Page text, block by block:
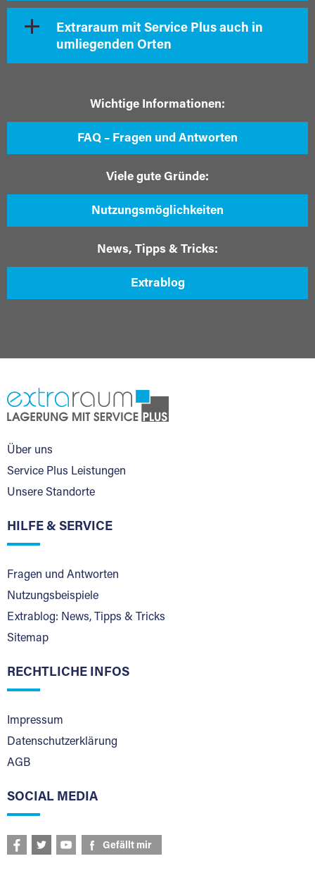
Extraraum mit Service Plus auch in
umliegenden Orten
Wichtige Informationen:
FAQ – Fragen und Antworten
Viele gute Gründe:
Nutzungsmöglichkeiten
News, Tipps & Tricks:
Extrablog
Über uns
Service Plus Leistungen
Unsere Standorte
HILFE & SERVICE
Fragen und Antworten
Nutzungsbeispiele
Extrablog: News, Tipps & Tricks
Sitemap
RECHTLICHE INFOS
Impressum
Datenschutzerklärung
AGB
SOCIAL MEDIA
Gefällt mir